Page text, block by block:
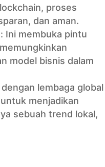
proses
dan aman.
Ini membuka pintu
model bisnis dalam
lembaga global
menjadikan
sebuah trend lokal,